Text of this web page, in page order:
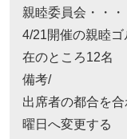
親睦委員会・・・
4/21開催の親睦
在のところ12名
備考/
出席者の都合を
曜日へ変更する